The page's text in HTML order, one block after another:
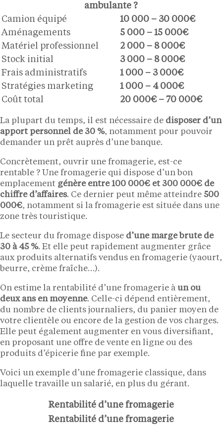
ambulante ?
Camion équipé
10 000 – 30 000€
Aménagements
5 000 – 15 000€
Matériel professionnel
2 000 – 8 000€
Stock initial
3 000 – 8 000€
Frais administratifs
1 000 – 3 000€
Stratégies marketing
1 000 – 4 000€
Coût total
20 000€ – 70 000€
La plupart du temps, il est nécessaire de disposer d’un
apport personnel de 30 %, notamment pour pouvoir
demander un prêt auprès d’une banque.
Concrètement, ouvrir une fromagerie, est-ce
rentable ? Une fromagerie qui dispose d’un bon
emplacement génère entre 100 000€ et 300 000€ de
chiffre d’affaires. Ce dernier peut même atteindre 500
000€, notamment si la fromagerie est située dans une
zone très touristique.
Le secteur du fromage dispose d’une marge brute de
30 à 45 %. Et elle peut rapidement augmenter grâce
aux produits alternatifs vendus en fromagerie (yaourt,
beurre, crème fraîche…).
On estime la rentabilité d’une fromagerie à un ou
deux ans en moyenne. Celle-ci dépend entièrement,
du nombre de clients journaliers, du panier moyen de
votre clientèle ou encore de la gestion de vos charges.
Elle peut également augmenter en vous diversifiant,
en proposant une offre de vente en ligne ou des
produits d’épicerie fine par exemple.
Voici un exemple d’une fromagerie classique, dans
laquelle travaille un salarié, en plus du gérant.
Rentabilité d’une fromagerie
Rentabilité d’une fromagerie